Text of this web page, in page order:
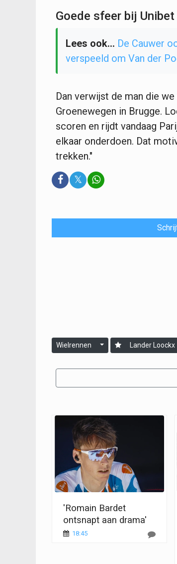
Goede sfeer bij
Lees ook... De Cauwer
verspeeld om Van der
Dan verwijst de man die
Groenewegen in Brugge.
scoren en rijdt vandaag
elkaar onderdoen. Dat
trekken."
𝕏
Wielrennen Lander Loockx
'Romain Bardet
ontsnapt aan drama'
18:45